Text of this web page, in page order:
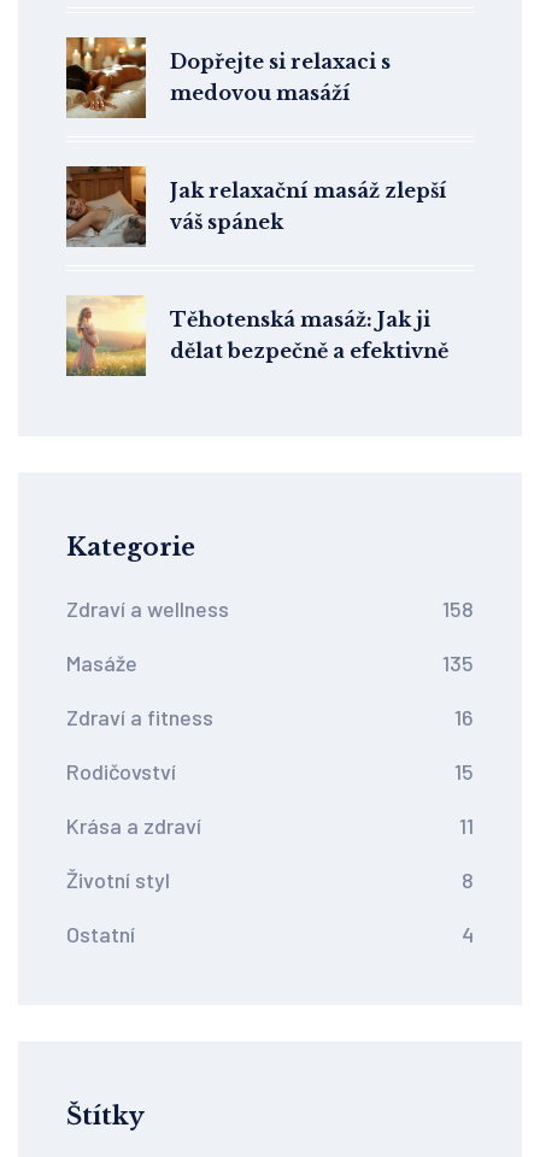
Dopřejte si relaxaci s
medovou masáží
Jak relaxační masáž zlepší
váš spánek
Těhotenská masáž: Jak ji
dělat bezpečně a efektivně
Kategorie
Zdraví a wellness 158
Masáže 135
Zdraví a fitness 16
Rodičovství 15
Krása a zdraví 11
Životní styl 8
Ostatní 4
Štítky